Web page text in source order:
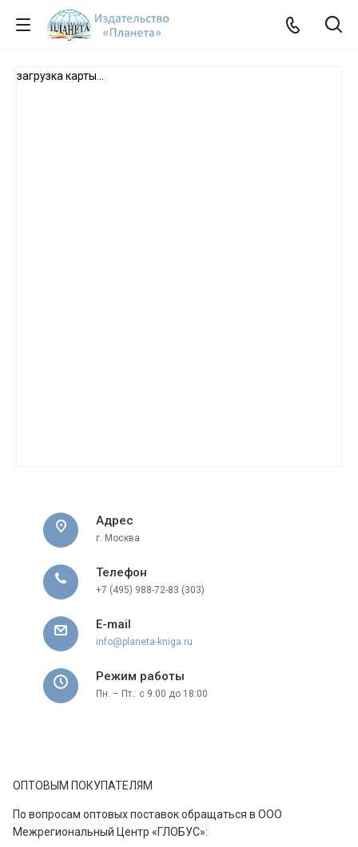
загрузка карты...
Адрес
г. Москва
Телефон
+7 (495) 988-72-83 (303)
E-mail
info@planeta-kniga.ru
Режим работы
Пн. – Пт.: с 9:00 до 18:00
ОПТОВЫМ ПОКУПАТЕЛЯМ
По вопросам оптовых поставок обращаться в ООО
Межрегиональный Центр «ГЛОБУС»: